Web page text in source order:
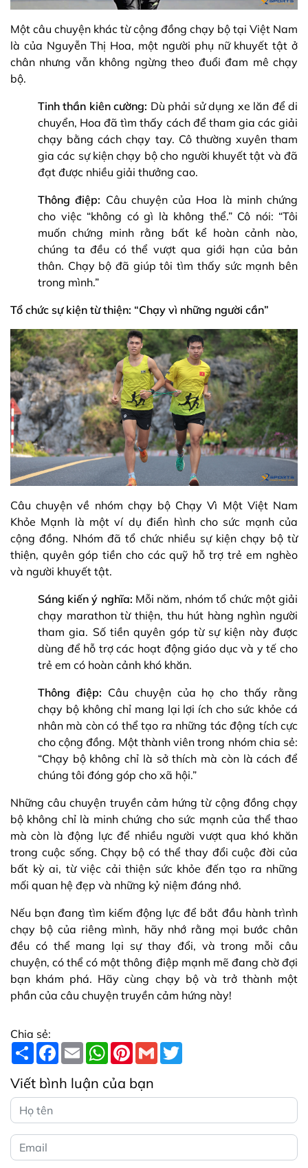
Một câu chuyện khác từ cộng đồng chạy bộ tại Việt Nam
là của Nguyễn Thị Hoa, một người phụ nữ khuyết tật ở
chân nhưng vẫn không ngừng theo đuổi đam mê chạy
bộ.
Tinh thần kiên cường: Dù phải sử dụng xe lăn để di
chuyển, Hoa đã tìm thấy cách để tham gia các giải
chạy bằng cách chạy tay. Cô thường xuyên tham
gia các sự kiện chạy bộ cho người khuyết tật và đã
đạt được nhiều giải thưởng cao.
Thông điệp: Câu chuyện của Hoa là minh chứng
cho việc “không có gì là không thể.” Cô nói: “Tôi
muốn chứng minh rằng bất kể hoàn cảnh nào,
chúng ta đều có thể vượt qua giới hạn của bản
thân. Chạy bộ đã giúp tôi tìm thấy sức mạnh bên
trong mình.”
Tổ chức sự kiện từ thiện: “Chạy vì những người cần”
Câu chuyện về nhóm chạy bộ Chạy Vì Một Việt Nam
Khỏe Mạnh là một ví dụ điển hình cho sức mạnh của
cộng đồng. Nhóm đã tổ chức nhiều sự kiện chạy bộ từ
thiện, quyên góp tiền cho các quỹ hỗ trợ trẻ em nghèo
và người khuyết tật.
Sáng kiến ý nghĩa: Mỗi năm, nhóm tổ chức một giải
chạy marathon từ thiện, thu hút hàng nghìn người
tham gia. Số tiền quyên góp từ sự kiện này được
dùng để hỗ trợ các hoạt động giáo dục và y tế cho
trẻ em có hoàn cảnh khó khăn.
Thông điệp: Câu chuyện của họ cho thấy rằng
chạy bộ không chỉ mang lại lợi ích cho sức khỏe cá
nhân mà còn có thể tạo ra những tác động tích cực
cho cộng đồng. Một thành viên trong nhóm chia sẻ:
“Chạy bộ không chỉ là sở thích mà còn là cách để
chúng tôi đóng góp cho xã hội.”
Những câu chuyện truyền cảm hứng từ cộng đồng chạy
bộ không chỉ là minh chứng cho sức mạnh của thể thao
mà còn là động lực để nhiều người vượt qua khó khăn
trong cuộc sống. Chạy bộ có thể thay đổi cuộc đời của
bất kỳ ai, từ việc cải thiện sức khỏe đến tạo ra những
mối quan hệ đẹp và những kỷ niệm đáng nhớ.
Nếu bạn đang tìm kiếm động lực để bắt đầu hành trình
chạy bộ của riêng mình, hãy nhớ rằng mọi bước chân
đều có thể mang lại sự thay đổi, và trong mỗi câu
chuyện, có thể có một thông điệp mạnh mẽ đang chờ đợi
bạn khám phá. Hãy cùng chạy bộ và trở thành một
phần của câu chuyện truyền cảm hứng này!
Chia sẻ:
S
h
r
e
F
a
e
b
o
k
E
m
i
l
W
h
t
s
A
p
P
t
e
r
s
t
G
m
e
Viết bình luận của bạn